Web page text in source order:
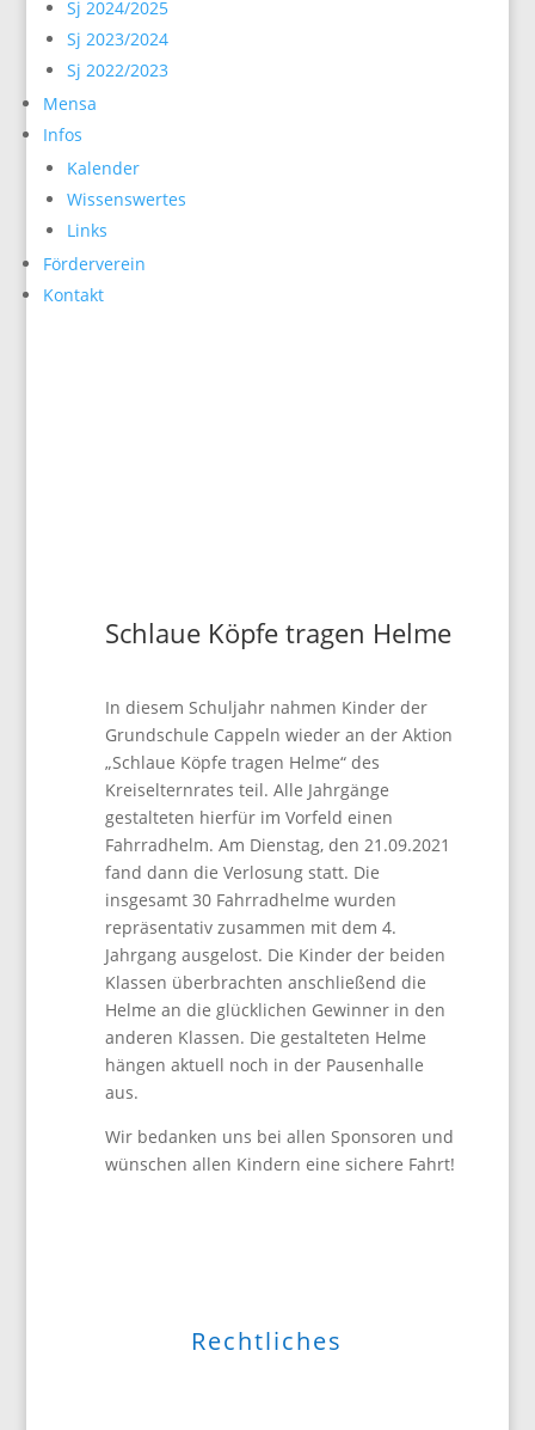
Sj 2024/2025
Sj 2023/2024
Sj 2022/2023
Mensa
Infos
Kalender
Wissenswertes
Links
Förderverein
Kontakt
Schlaue Köpfe tragen Helme
In diesem Schuljahr nahmen Kinder der
Grundschule Cappeln wieder an der Aktion
„Schlaue Köpfe tragen Helme“ des
Kreiselternrates teil. Alle Jahrgänge
gestalteten hierfür im Vorfeld einen
Fahrradhelm. Am Dienstag, den 21.09.2021
fand dann die Verlosung statt. Die
insgesamt 30 Fahrradhelme wurden
repräsentativ zusammen mit dem 4.
Jahrgang ausgelost. Die Kinder der beiden
Klassen überbrachten anschließend die
Helme an die glücklichen Gewinner in den
anderen Klassen. Die gestalteten Helme
hängen aktuell noch in der Pausenhalle
aus.
Wir bedanken uns bei allen Sponsoren und
wünschen allen Kindern eine sichere Fahrt!
Rechtliches